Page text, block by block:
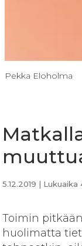
Pekka Eloholma
5.12.2019 | Lukuaika
Toimin
huolimatta